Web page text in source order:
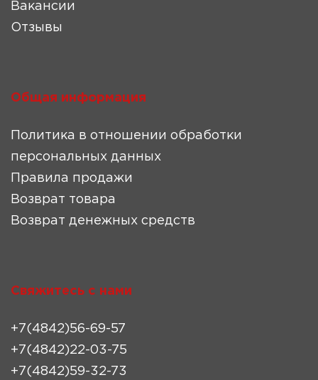
Вакансии
Отзывы
Общая информация
Политика в отношении обработки
персональных данных
Правила продажи
Возврат товара
Возврат денежных средств
Свяжитесь с нами
+7(4842)56-69-57
+7(4842)22-03-75
+7(4842)59-32-73